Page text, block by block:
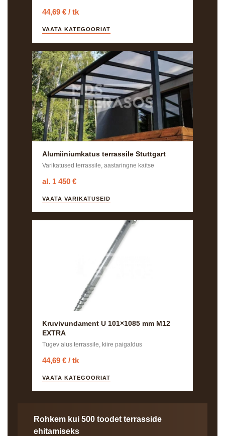
44,69 € / tk
VAATA KATEGOORIAT
Alumiiniumkatus terrassile Stuttgart
Varikatused terrassile, aastaringne kaitse
al. 1 450 €
VAATA VARIKATUSEID
Kruvivundament U 101×1085 mm M12
EXTRA
Tugev alus terrassile, kiire paigaldus
44,69 € / tk
VAATA KATEGOORIAT
Rohkem kui 500 toodet terrasside
ehitamiseks